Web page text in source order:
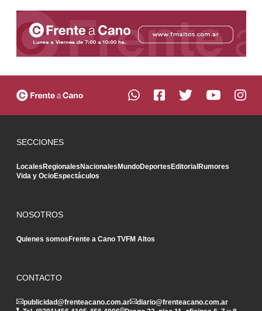
SECCIONES
LocalesRegionalesNacionalesMundoDeportesEditorialRumores
Vida y OcioEspectáculos
NOSOTROS
Quienes somosFrente a Cano TVFM Altos
CONTACTO
publicidad@frenteacano.com.ar
diario@frenteacano.com.ar